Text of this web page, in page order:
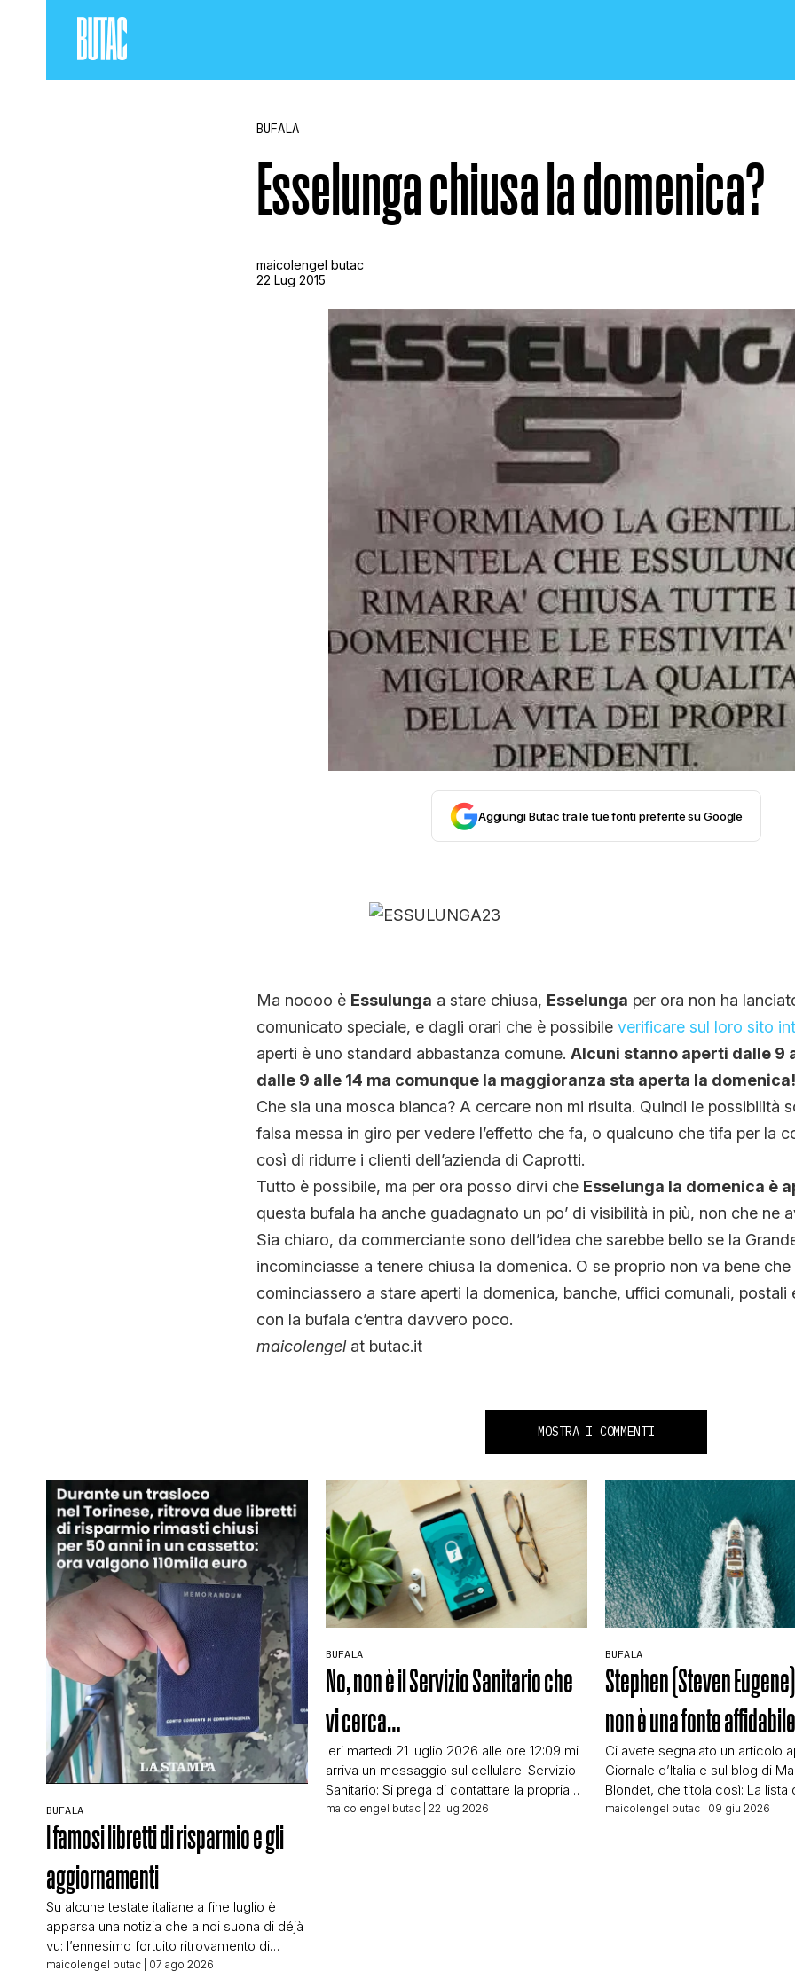
CRONACA E POLITICA
SALUTE E MEDICINA
STORIA E CITAZIONI
INTRATTENIMENTO
COMPLOTTI, LEGGENDE URBANE ED
EDITORIALI
TRUFFE E SOCIAL NETWORK
CLIMA ED ENERGIA
CONTATTI
BUFALA
Esselunga chiusa la domenica?
maicolengel butac
22 Lug 2015
Aggiungi Butac tra le tue fonti preferite su Google
Ma noooo è Essulunga a stare chiusa, Esselunga per ora non ha
comunicato speciale, e dagli orari che è possibile verificare sul loro sito
aperti è uno standard abbastanza comune. Alcuni stanno aperti dalle 9
dalle 9 alle 14 ma comunque la maggioranza sta aperta la domenica!
Che sia una mosca bianca? A cercare non mi risulta. Quindi le possibilità
falsa messa in giro per vedere l’effetto che fa, o qualcuno che tifa per la
così di ridurre i clienti dell’azienda di Caprotti.
Tutto è possibile, ma per ora posso dirvi che Esselunga la domenica è
questa bufala ha anche guadagnato un po’ di visibilità in più, non che ne
Sia chiaro, da commerciante sono dell’idea che sarebbe bello se la
incominciasse a tenere chiusa la domenica. O se proprio non va bene
cominciassero a stare aperti la domenica, banche, uffici comunali,
con la bufala c’entra davvero poco.
maicolengelat butac.it
MOSTRA I COMMENTI
BUFALA
I famosi libretti di risparmio e gli
aggiornamenti
Su alcune testate italiane a fine luglio è
apparsa una notizia che a noi suona di déjà
vu: l’ennesimo fortuito ritrovamento di
libretti di risparmio. Titolava La Stampa ad
maicolengel butac | 07 ago 2026
BUFALA
No, non è il Servizio Sanitario che
vi cerca…
Ieri martedì 21 luglio 2026 alle ore 12:09 mi
arriva un messaggio sul cellulare: Servizio
Sanitario: Si prega di contattare la propria
sede ASL di riferimento al numero
maicolengel butac | 22 lug 2026
BUFALA
Stephen (Steven
non è una fonte affidabile
Ci avete segnalato un articolo
Giornale d’Italia e sul blog di
Blondet, che titola così: La lista
quattro anni per l’acquisto di
maicolengel butac | 09 giu 2026